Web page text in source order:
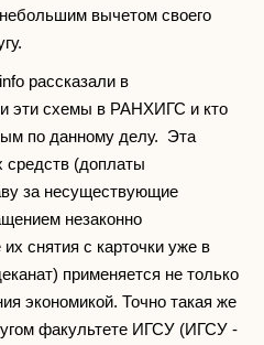
вычетом своего
рассказали в
эти схемы в РАНХИГС и кто
по данному делу. Эта
(доплаты
за несуществующие
незаконно
снятия с карточки уже в
применяется не только
экономикой. Точно такая же
факультете ИГСУ (ИГСУ -